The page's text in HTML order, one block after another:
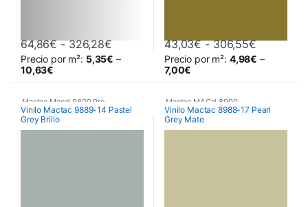
64,86€ - 326,28€Rango de precios: desde 64,86€
Precio por m²: 5,35€ –
10,63€
Este producto tiene múltiples variantes. Las opciones se
43,03€ - 306,55€Rango
Precio por m²: 4,98€ –
7,00€
Este producto tiene múltiples
Mactac Macal 9800 Pro
Poliméricos
Vinilo Mactac 9889-14 Pastel
Grey Brillo
Mactac MACal 8900
Monoméricos
Vinilo Mactac 8988-17 Pearl
Grey Mate